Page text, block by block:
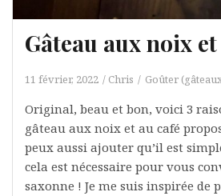
Gâteau aux noix
11 février, 2022 Chris Goûter
Original, beau et bon, voici 3
gâteau aux noix et au café
peux aussi ajouter qu’il est
cela est nécessaire pour vous
saxonne ! Je me suis inspirée de